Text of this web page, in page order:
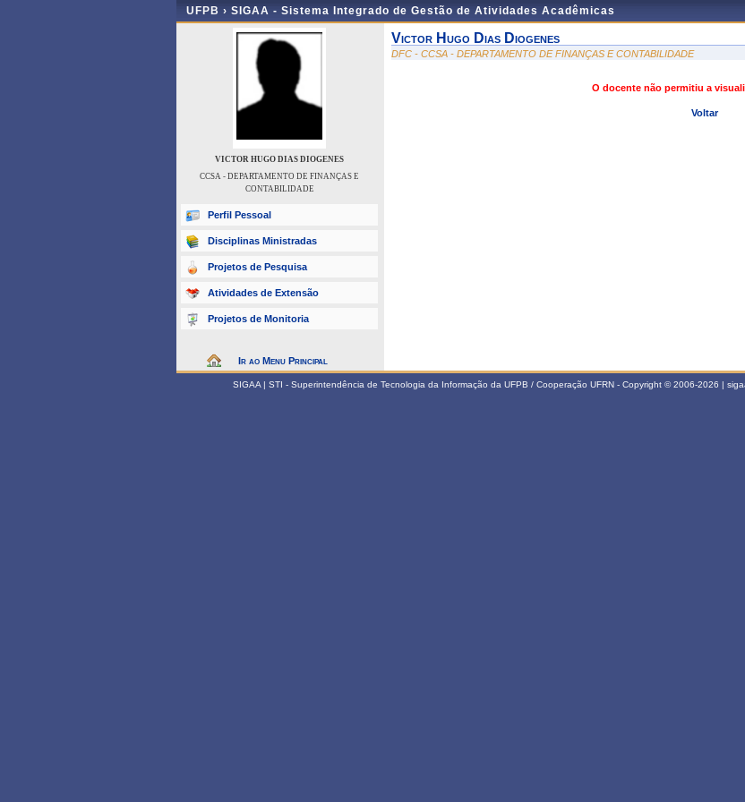
UFPB › SIGAA - Sistema Integrado de Gestão de Atividades Acadêmicas
VICTOR HUGO DIAS DIOGENES
CCSA - DEPARTAMENTO DE FINANÇAS E
CONTABILIDADE
Perfil Pessoal
Disciplinas Ministradas
Projetos de Pesquisa
Atividades de Extensão
Projetos de Monitoria
Ir ao Menu Principal
Victor Hugo Dias Diogenes
DFC - CCSA - DEPARTAMENTO DE FINANÇAS E CONTABILIDADE
O docente não permitiu a
Voltar
SIGAA | STI - Superintendência de Tecnologia da Informação da UFPB / Cooperação UFRN - Copyright © 2006-2026 |